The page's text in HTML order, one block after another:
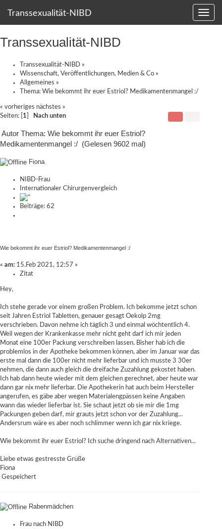
Transsexualität-NIBD
Transsexualität-NIBD
Transsexualität-NIBD »
Wissenschaft, Veröffentlichungen, Medien & Co »
Allgemeines »
Thema: Wie bekommt ihr euer Estriol? Medikamentenmangel :/
« vorheriges nächstes »
Seiten: [ 1 Nach unten
Autor Thema: Wie bekommt ihr euer Estriol?
Medikamentenmangel :/ (Gelesen 9602 mal)
Fiona
NIBD-Frau
Internationaler Chirurgenvergleich
Beiträge: 62
Wie bekommt ihr euer Estriol? Medikamentenmangel :/
« am: 15.Feb 2021, 12:57 »
Zitat
Hey,
Ich stehe gerade vor einem großen Problem. Ich bekomme jetzt schon
seit Jahren Estriol Tabletten, genauer gesagt Oekolp 2mg
verschrieben. Davon nehme ich täglich 3 und einmal wöchtentlich 4.
Weil wegen der Krankenkasse mehr nicht geht darf ich mir jeden
Monat eine 100er Packung verschreiben lassen. Bisher hab ich die
problemlos in der Apotheke bekommen können, aber im Januar war das
erste mal dann die 100er nicht mehr lieferbar und ich musste 3 30er
nehmen, die dann auch gleich die dreifache Zuzahlung gekostet haben.
Ich hab dann heute wieder mit dem gleichen gerechnet, aber heute war
dann gar nix mehr lieferbar. Die Apothekerin hat auch beim Hersteller
angerufen, es gäbe aber wegen Materialengpässen keine Angaben
wann das wieder lieferbar ist. Sie schaut jetzt ob sie mir die 1mg
Packungen geben darf, mir grauts jetzt schon vor der Zuzahlung...
Andersrum wäre es aber noch schlimmer wenn ich gar nix kriege.
Wie bekommt ihr euer Estriol? Ich suche dringend nach Alternativen...
Liebe etwas gestresste Grüße
Fiona
Gespeichert
Rabenmädchen
Frau nach NIBD